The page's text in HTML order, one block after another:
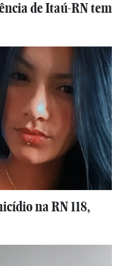
de Itaú-RN tem
na RN 118,